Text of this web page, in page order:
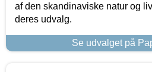
af den skandinaviske natur og
deres udvalg.
Se udvalget på